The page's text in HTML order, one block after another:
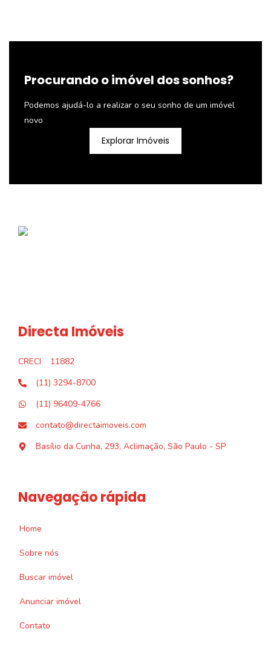
Procurando o imóvel dos sonhos?
Podemos ajudá-lo a realizar o seu sonho de um imóvel
novo
Explorar Imóveis
Directa Imóveis
CRECI
11882
(11) 3294-8700
(11) 96409-4766
contato@directaimoveis.com
Basílio da Cunha, 293, Aclimação, São Paulo - SP
Navegação rápida
Home
Sobre nós
Buscar imóvel
Anunciar imóvel
Contato